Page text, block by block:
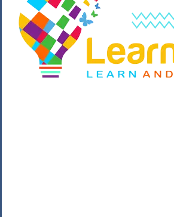
����p��|
��^��������$��ٽ�P���~��4���Snn^
$ ����Ogy/|>ڿ|�I��'A�n��1�$�}
=c"'��K���X